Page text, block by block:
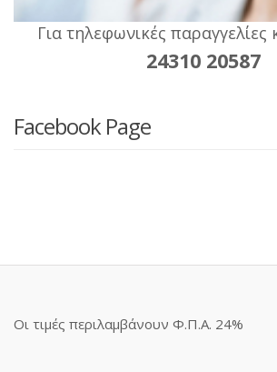
Για τηλεφωνικές παραγγελίες
24310 20587
Facebook Page
Οι τιμές περιλαμβάνουν Φ.Π.Α. 24%